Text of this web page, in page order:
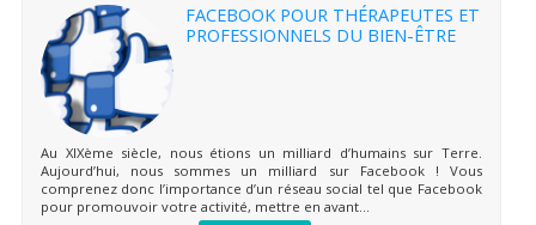
FACEBOOK POUR THÉRAPEUTES ET
PROFESSIONNELS DU BIEN-ÊTRE
Au XIXème siècle, nous étions un milliard d’humains sur Terre.
Aujourd’hui, nous sommes un milliard sur Facebook ! Vous
comprenez donc l’importance d’un réseau social tel que Facebook
pour promouvoir votre activité, mettre en avant...